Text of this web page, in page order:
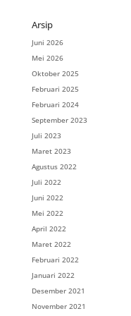
Arsip
Juni 2026
Mei 2026
Oktober 2025
Februari 2025
Februari 2024
September 2023
Juli 2023
Maret 2023
Agustus 2022
Juli 2022
Juni 2022
Mei 2022
April 2022
Maret 2022
Februari 2022
Januari 2022
Desember 2021
November 2021